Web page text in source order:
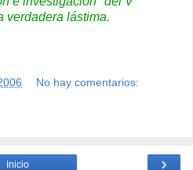
verdadera lástima.
No hay comentarios:
›
Inicio